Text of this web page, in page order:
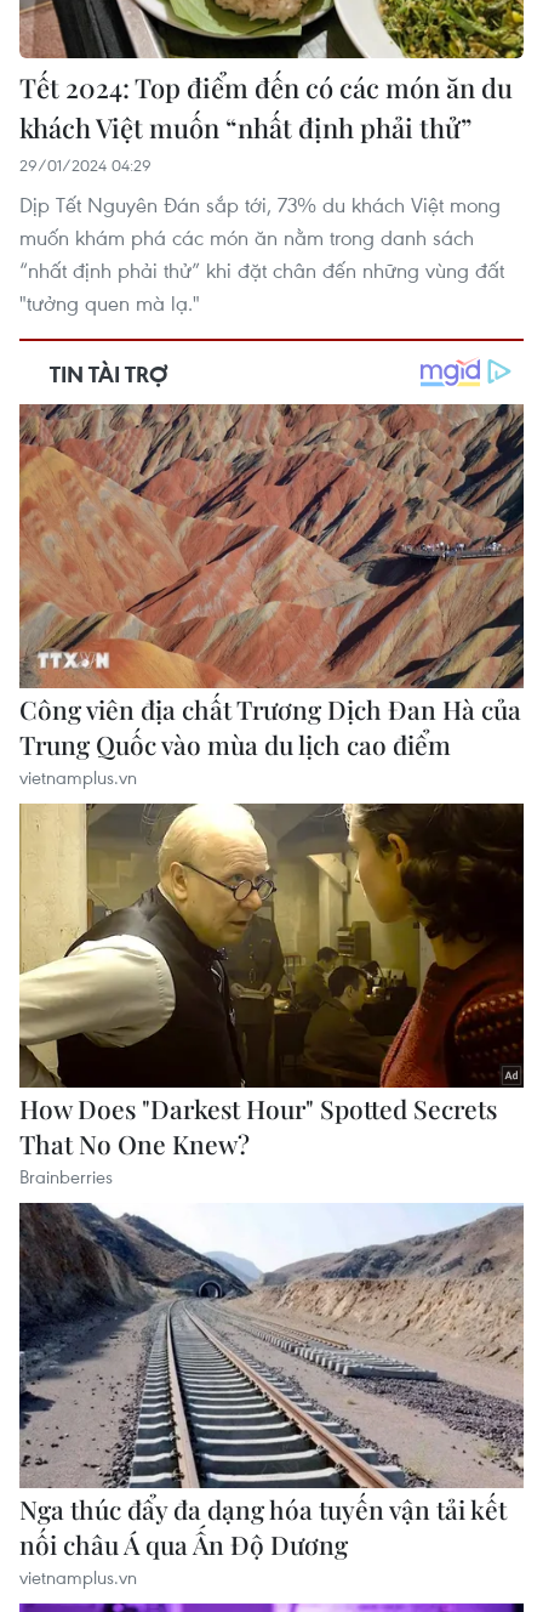
Tết 2024: Top điểm đến có các món ăn du
khách Việt muốn “nhất định phải thử”
29/01/2024 04:29
Dịp Tết Nguyên Đán sắp tới, 73% du khách Việt mong
muốn khám phá các món ăn nằm trong danh sách
“nhất định phải thử” khi đặt chân đến những vùng đất
"tưởng quen mà lạ."